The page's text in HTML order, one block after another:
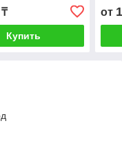
Купить
от